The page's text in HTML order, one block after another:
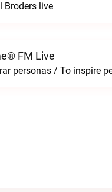
Broders live
FM Live
personas / To inspire